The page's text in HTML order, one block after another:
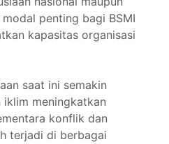
penting bagi BSMI
kapasitas organisasi
saat ini semakin
iklim meningkatkan
konflik dan
terjadi di berbagai